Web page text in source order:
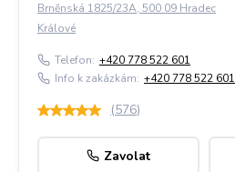
Brněnská 1825/23A, 500 09 Hradec
Králové
Telefon: +420 778 522 601
Info k zakázkám: +420 778 522 601
(576)
Zavolat